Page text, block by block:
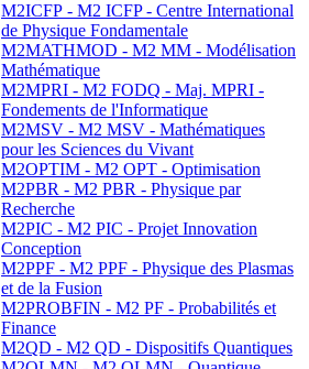
M2ICFP - M2 ICFP - Centre International
de Physique Fondamentale
M2MATHMOD - M2 MM - Modélisation
Mathématique
M2MPRI - M2 FODQ - Maj. MPRI -
Fondements de l'Informatique
M2MSV - M2 MSV - Mathématiques
pour les Sciences du Vivant
M2OPTIM - M2 OPT - Optimisation
M2PBR - M2 PBR - Physique par
Recherche
M2PIC - M2 PIC - Projet Innovation
Conception
M2PPF - M2 PPF - Physique des Plasmas
et de la Fusion
M2PROBFIN - M2 PF - Probabilités et
Finance
M2QD - M2 QD - Dispositifs Quantiques